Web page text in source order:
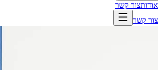
אודותצור קשר
צור קשר